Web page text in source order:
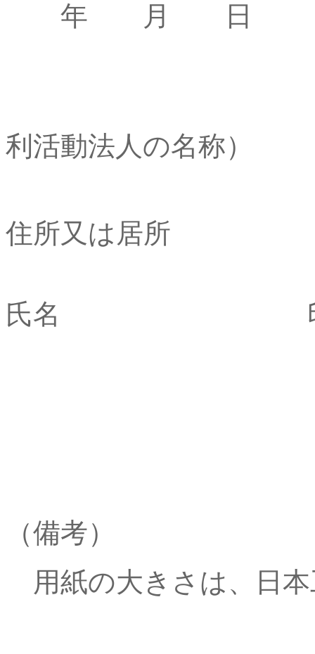
年 月 日
利活動法人の名称）
住所又は居所
氏名
（備考）
用紙の大きさは、日